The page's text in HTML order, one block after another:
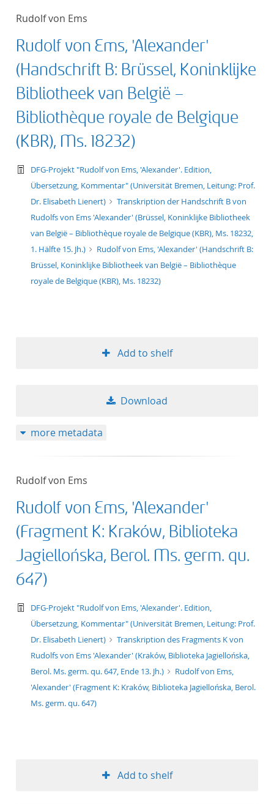
Rudolf von Ems
Rudolf von Ems, 'Alexander'
(Handschrift B: Brüssel, Koninklijke
Bibliotheek van België –
Bibliothèque royale de Belgique
(KBR), Ms. 18232)
text/tg.work+xml
DFG-Projekt "Rudolf von Ems, 'Alexander'. Edition,
Übersetzung, Kommentar" (Universität Bremen, Leitung: Prof.
Dr. Elisabeth Lienert)
Transkription der Handschrift B von
Rudolfs von Ems 'Alexander' (Brüssel, Koninklijke Bibliotheek
van België – Bibliothèque royale de Belgique (KBR), Ms. 18232,
1. Hälfte 15. Jh.)
Rudolf von Ems, 'Alexander' (Handschrift B:
Brüssel, Koninklijke Bibliotheek van België – Bibliothèque
royale de Belgique (KBR), Ms. 18232)
Add to shelf
Download
more metadata
Rudolf von Ems
Rudolf von Ems, 'Alexander'
(Fragment K: Kraków, Biblioteka
Jagiellońska, Berol. Ms. germ. qu.
647)
text/tg.work+xml
DFG-Projekt "Rudolf von Ems, 'Alexander'. Edition,
Übersetzung, Kommentar" (Universität Bremen, Leitung: Prof.
Dr. Elisabeth Lienert)
Transkription des Fragments K von
Rudolfs von Ems 'Alexander' (Kraków, Biblioteka Jagiellońska,
Berol. Ms. germ. qu. 647, Ende 13. Jh.)
Rudolf von Ems,
'Alexander' (Fragment K: Kraków, Biblioteka Jagiellońska, Berol.
Ms. germ. qu. 647)
Add to shelf